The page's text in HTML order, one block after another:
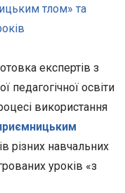
тлом» та
експертів з
педагогічної освіти
використання
різних навчальних
уроків «з